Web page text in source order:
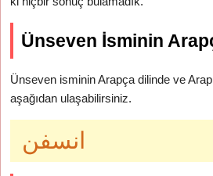
Ünseven İsminin
Ünseven isminin Arapça dilinde ve Arap
aşağıdan ulaşabilirsiniz.
انسفن